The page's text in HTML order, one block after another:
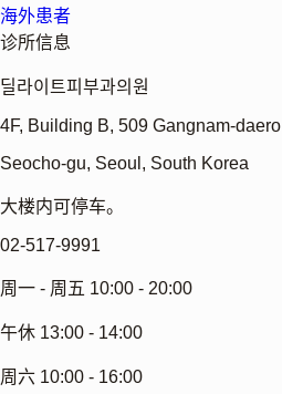
海外患者
诊所信息
딜라이트피부과의원
4F, Building B, 509 Gangnam-daero
Seocho-gu, Seoul, South Korea
大楼内可停车。
02-517-9991
周一 - 周五 10:00 - 20:00
午休 13:00 - 14:00
周六 10:00 - 16:00